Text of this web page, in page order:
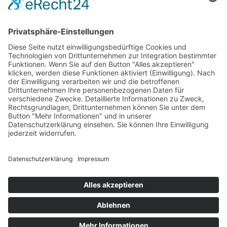
 Rufnummer
07852 4889962
 Email
info@suran-elektronik.de
• Datenschutz